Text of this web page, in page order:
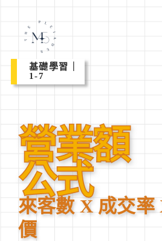
基礎學習｜
1-7
營業額
公式
來客數 X 成交率
價